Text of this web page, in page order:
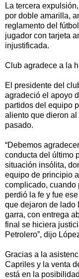
La tercera
por doble amarilla,
reglamento del
jugador con tarjeta
injustificada.
Club agradece a la
El presidente del
agradeció el apoyo
partidos del equipo
aliento que dieron
pasado.
“Debemos
conducta del último
situación insólita,
equipo de principio
complicado, cuando
perdió la fe y fue
que dejaron de lado
garra, con entrega
final se hiciera
Petrolero”, dijo
Gracias a la
Capriles y la venta
está en la